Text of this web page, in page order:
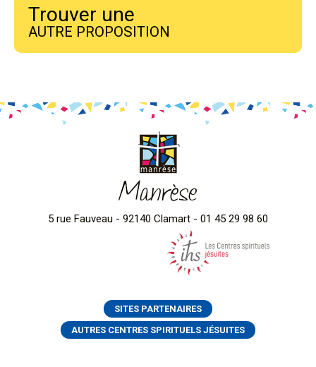
Trouver une
AUTRE PROPOSITION
Manrèse
5 rue Fauveau - 92140 Clamart - 01 45 29 98 60
SITES PARTENAIRES
AUTRES CENTRES SPIRITUELS JÉSUITES